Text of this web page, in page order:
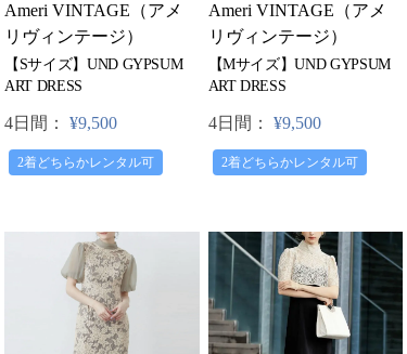
Ameri VINTAGE（アメ
リヴィンテージ）
【Sサイズ】UND GYPSUM
ART DRESS
4日間： ¥9,500
2着どちらかレンタル可
Ameri VINTAGE（アメ
リヴィンテージ）
【Mサイズ】UND GYPSUM
ART DRESS
4日間： ¥9,500
2着どちらかレンタル可